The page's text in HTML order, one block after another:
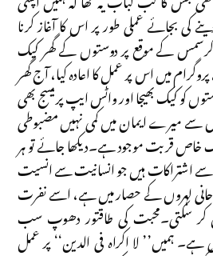
کی بجائے عملی طور پر اس کا آغاز کرنا
کرسمس کے موقع پر دوستوں کے گھر کیک
میں اس پر عمل کا اعادہ کیا، آج گھر
کو کیک بھیجا اور واٹس ایپ پر میسج بھی
سے میرے ایمان میں کمی نہیں مضبوطی
قربت موجود ہے۔دیکھا جائے تو ہر
اشتراکات ہیں جو انسانیت سے انسیت
لہروں کے حصار میں ہے، اسے نفرت
کر سکتی۔محبت کی طاقتور دھوپ سب
ہے۔ ہمیں’’ لا اکراہ فی الدین‘‘ پر عمل